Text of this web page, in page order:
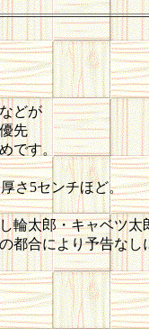
どが
先
です。
さ5センチほど。
輪太郎・キャベツ
都合により予告な